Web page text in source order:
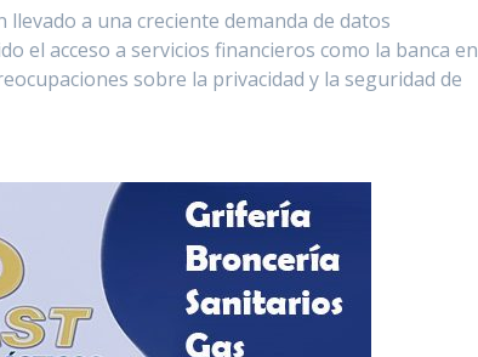
llevado a una creciente demanda de datos
el acceso a servicios financieros como la banca en
sobre la privacidad y la seguridad de